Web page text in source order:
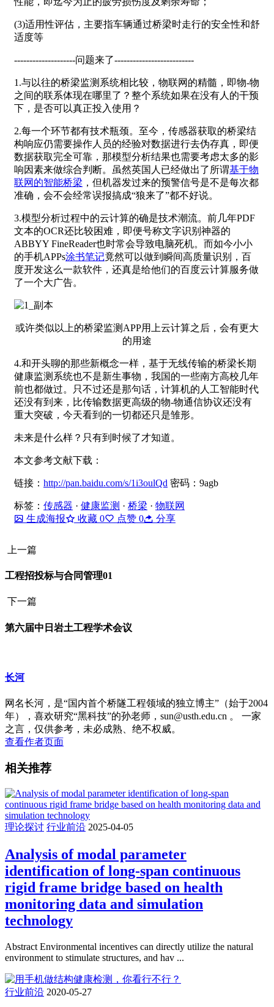
(3)适用性评估，主要指车辆通过桥梁时走行的安全性和舒
适度等
--------------------问题来了--------------------------
1.与以往的桥梁监测系统相比较，物联网的精髓，即物-物
之间的联系体现在哪里了？整个系统如果在没有人的干预
下，是否可以真正投入使用？
2.每一个环节都有技术瓶颈。至今，传感器获取的桥梁结
构响应仍需要操作人员的经验对数据进行去伪存真，即便
数据获取完全可靠，那模型分析结果也需要考虑太多的影
响因素来做综合判断。虽然英国人已经做出了所谓基于物
联网的智能桥梁 ，但机器发过来的预警信号是不是每次都
准确，会不会经常误报搞成“狼来了”都不好说。
3.模型分析过程中的云计算的确是技术潮流。前几年PDF
文本的OCR还比较困难，即便号称文字识别神器的
ABBYY FineReader也时常会导致电脑死机。而如今小小
的手机APPs涂书笔记竟然可以做到瞬间高质量识别，百
度开发这么一款软件，还真是给他们的百度云计算服务做
了一个大广告。
或许类似以上的桥梁监测APP用上云计算之后，会有更大
的用途
4.和开头聊的那些新概念一样，基于无线传输的桥梁长期
健康监测系统也不是新生事物，我国的一些南方高校几年
前也都做过。只不过还是那句话，计算机的人工智能时代
还没有到来，比传输数据更高级的物-物通信协议还没有
重大突破，今天看到的一切都还只是雏形。
未来是什么样？只有到时候了才知道。
本文参考文献下载：
链接： http://pan.baidu.com/s/1i3oulQd 密码：9agb
标签： 传感器 · 健康监测 · 桥梁 · 物联网
生成海报
收藏 0 点赞 0 分享
上一篇
工程招投标与合同管理01
下一篇
第六届中日岩土工程学术会议
长河
网名长河，是“国内首个桥隧工程领域的独立博主”（始于2004
年），喜欢研究“黑科技”的孙老师，sun@usth.edu.cn 。 一家
之言，仅供参考，未必成熟、绝不权威。
查看作者页面
相关推荐
理论探讨 行业前沿 2025-04-05
Analysis of modal parameter
identification of long-span continuous
rigid frame bridge based on health
monitoring data and simulation
technology
Abstract Environmental incentives can directly utilize the natural
environment to stimulate structures, and hav ...
行业前沿 2020-05-27